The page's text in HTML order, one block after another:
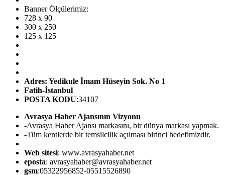
Banner Ölçülerimiz:
728 x 90
300 x 250
125 x 125
Adres: Yedikule İmam Hüseyin Sok. No 1
Fatih-İstanbul
POSTA KODU:34107
Avrasya Haber Ajansının Vizyonu
-Avrasya Haber Ajansı markasını, bir dünya markası yapmak.
-Tüm kentlerde bir temsilcilik açılması birinci hedefimizdir.
Web sitesi: www.avrasyahaber.net
eposta: avrasyahaber@avrasyahaber.net
gsm:05322956852-05515526890